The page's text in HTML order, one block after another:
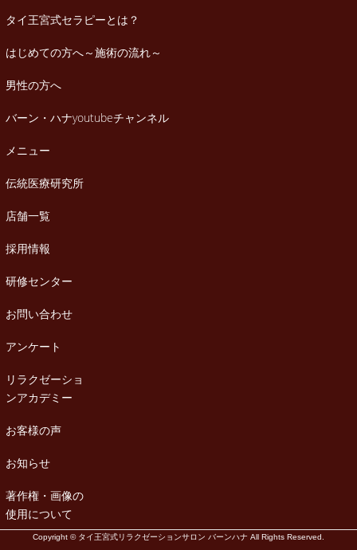
タイ王宮式セラピーとは？
はじめての方へ～施術の流れ～
男性の方へ
バーン・ハナyoutubeチャンネル
メニュー
伝統医療研究所
店舗一覧
採用情報
研修センター
お問い合わせ
アンケート
リラクゼーショ
ンアカデミー
お客様の声
お知らせ
著作権・画像の
使用について
Copyright © タイ王宮式リラクゼーションサロン バーンハナ All Rights Reserved.